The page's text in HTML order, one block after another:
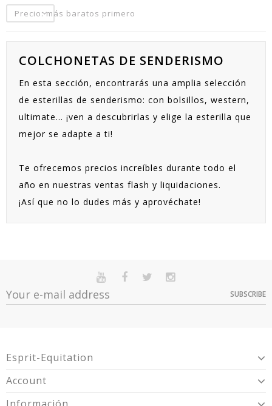
Precio: más baratos primero
COLCHONETAS DE SENDERISMO
En esta sección, encontrarás una amplia selección
de esterillas de senderismo: con bolsillos, western,
ultimate... ¡ven a descubrirlas y elige la esterilla que
mejor se adapte a ti!
Te ofrecemos precios increíbles durante todo el
año en nuestras ventas flash y liquidaciones.
¡Así que no lo dudes más y aprovéchate!
SUBSCRIBE
Esprit-Equitation
Account